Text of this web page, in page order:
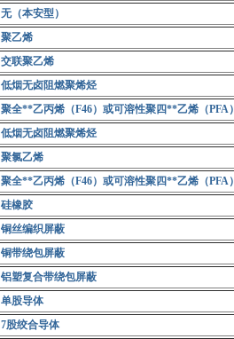
无（本安型）
聚乙烯
交联聚乙烯
低烟无卤阻燃聚烯烃
聚全**乙丙烯（F46）或可溶性聚四**乙烯（PFA）
低烟无卤阻燃聚烯烃
聚氯乙烯
聚全**乙丙烯（F46）或可溶性聚四**乙烯（PFA）
硅橡胶
铜丝编织屏蔽
铜带绕包屏蔽
铝塑复合带绕包屏蔽
单股导体
7股绞合导体